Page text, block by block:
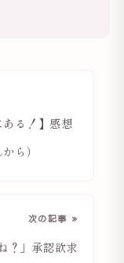
ある！】感想
ら）
次の記事 »
？」承認欲求